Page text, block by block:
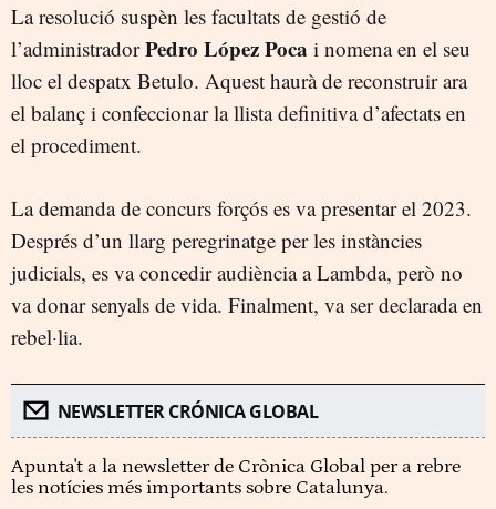
La resolució suspèn les facultats de gestió de
l’administradorPedro López Poca i nomena en el seu
lloc el despatx Betulo. Aquest haurà de reconstruir ara
el balanç i confeccionar la llista definitiva d’afectats en
el procediment.
La demanda de concurs forçós es va presentar el 2023.
Després d’un llarg peregrinatge per les instàncies
judicials, es va concedir audiència a Lambda, però no
va donar senyals de vida. Finalment, va ser declarada en
rebel·lia.
NEWSLETTER CRÓNICA GLOBAL
Apunta't a la newsletter de Crònica Global per a rebre
les notícies més importants sobre Catalunya.